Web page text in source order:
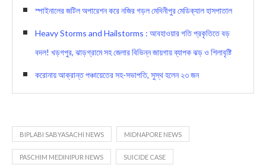
স্পাইনালের জটিল অপারেশন করে নজির গড়ল মেদিনীপুর মেডিক্যাল হাসপাতাল
Heavy Storms and Hailstorms : আবহাওয়ার গতি প্রকৃতিতে বড়
বদল! খড়গপুর, ঝাড়গ্রামে সহ জেলার বিভিন্ন জায়গায় ব্যাপক ঝড় ও শিলাবৃষ্টি
করোনায় আক্রান্ত পঞ্চায়েতের সহ-সভাপতি, সুস্থ হলেন ২৩ জন
BIPLABI SABYASACHI NEWS MIDNAPORE NEWS
PASCHIM MEDINIPUR NEWS SUICIDE CASE